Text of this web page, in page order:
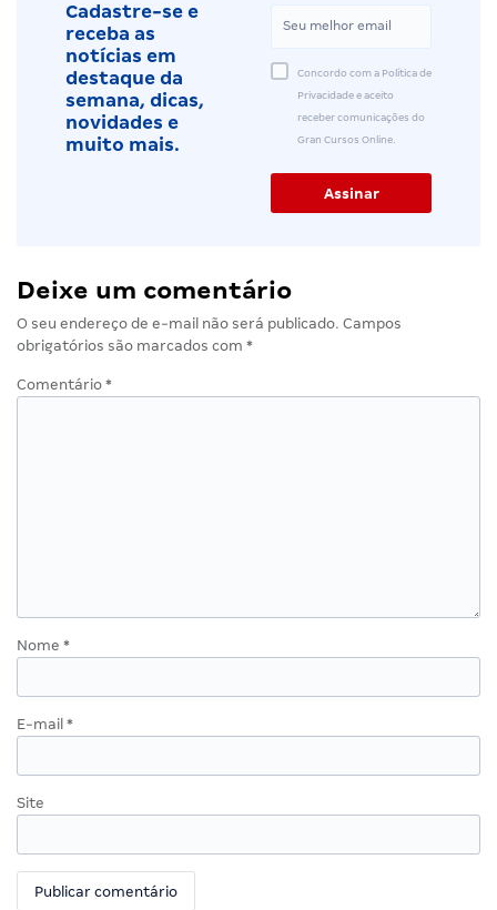
Cadastre-se e
receba as
notícias em
destaque da
semana, dicas,
novidades e
muito mais.
Concordo com a Política de
Privacidade e aceito
receber comunicações do
Gran Cursos Online.
Deixe um comentário
O seu endereço de e-mail não será publicado. Campos
obrigatórios são marcados com *
Comentário *
Nome *
E-mail *
Site